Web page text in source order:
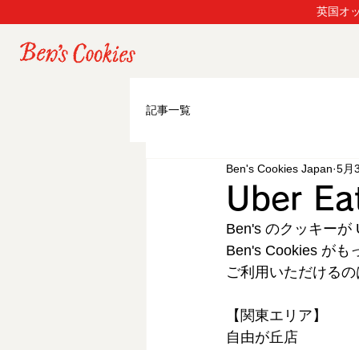
英国オ
記事一覧
Uber
Ben's Cookies Japan 5月
Ben's のクッキーが
Ben's Cookies がも
ご利用いただける
【関東エリア】
自由が丘店